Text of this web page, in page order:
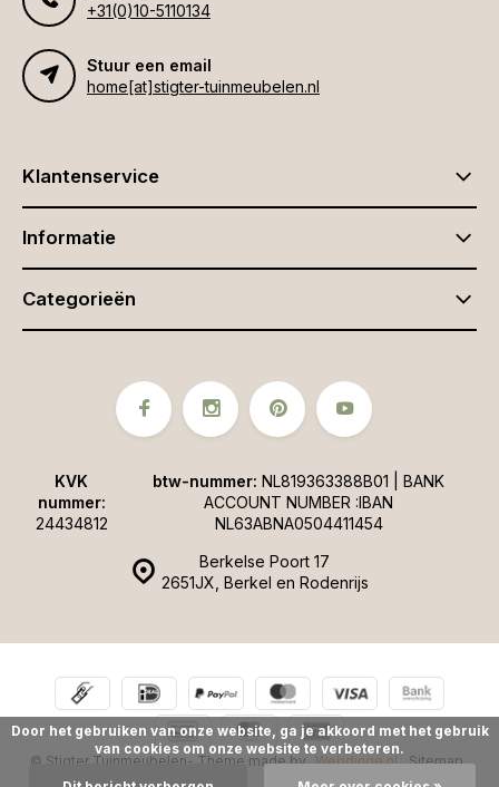
+31(0)10-5110134
Stuur een email
home[at]stigter-tuinmeubelen.nl
Klantenservice
Informatie
Categorieën
Berkelse Poort 17
2651JX, Berkel en Rodenrijs
KVK
nummer:
24434812
btw-nummer: NL819363388B01 | BANK
ACCOUNT NUMBER :IBAN
NL63ABNA0504411454
© Stigter Tuinmeubelen- Theme made by Webdinge.nl Sitemap
Door het gebruiken van onze website, ga je akkoord met het gebruik
van cookies om onze website te verbeteren.